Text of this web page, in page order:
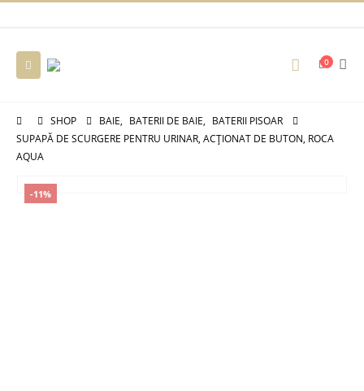
0
SHOP BAIE, BATERII DE BAIE, BATERII PISOAR
SUPAPĂ DE SCURGERE PENTRU URINAR, ACȚIONAT DE BUTON, ROCA
AQUA
-11%